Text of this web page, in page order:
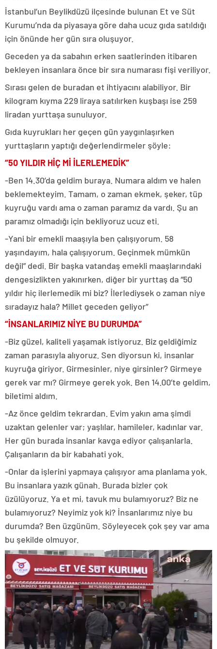
İstanbul’un Beylikdüzü ilçesinde bulunan Et ve Süt
Kurumu’nda da piyasaya göre daha ucuz gıda satıldığı
için önünde her gün sıra oluşuyor.
Geceden ya da sabahın erken saatlerinden itibaren
bekleyen insanlara önce bir sıra numarası fişi veriliyor.
Sırası gelen de buradan et ihtiyacını alabiliyor. Bir
kilogram kıyma 229 liraya satılırken kuşbaşı ise 259
liradan yurttaşa sunuluyor.
Gıda kuyrukları her geçen gün yaygınlaşırken
yurttaşların yaptığı değerlendirmeler şöyle:
“50 YILDIR HİÇ Mİ İLERLEMEDİK”
-Ben 14.30’da geldim buraya. Numara aldım ve halen
beklemekteyim. Tamam, o zaman ekmek, şeker, tüp
kuyruğu vardı ama o zaman paramız da vardı. Şu an
paramız olmadığı için bekliyoruz ucuz eti.
-Yani bir emekli maaşıyla ben çalışıyorum. 58
yaşındayım, hala çalışıyorum. Geçinmek mümkün
değil” dedi. Bir başka vatandaş emekli maaşlarındaki
dengesizlikten yakınırken, diğer bir yurttaş da “50
yıldır hiç ilerlemedik mi biz? İlerlediysek o zaman niye
sıradayız hala? Millet geceden geliyor”
“İNSANLARIMIZ NİYE BU DURUMDA”
-Biz güzel, kaliteli yaşamak istiyoruz. Biz geldiğimiz
zaman parasıyla alıyoruz. Sen diyorsun ki, insanlar
kuyruğa giriyor. Girmesinler, niye girsinler? Girmeye
gerek var mı? Girmeye gerek yok. Ben 14.00’te geldim,
biletimi aldım.
-Az önce geldim tekrardan. Evim yakın ama şimdi
uzaktan gelenler var; yaşlılar, hamileler, kadınlar var.
Her gün burada insanlar kavga ediyor çalışanlarla.
Çalışanların da bir kabahati yok.
-Onlar da işlerini yapmaya çalışıyor ama planlama yok.
Bu insanlara yazık günah. Burada bizler çok
üzülüyoruz. Ya et mi, tavuk mu bulamıyoruz? Biz ne
bulamıyoruz? Neyimiz yok ki? İnsanlarımız niye bu
durumda? Ben üzgünüm. Söyleyecek çok şey var ama
bu şekilde olmuyor.